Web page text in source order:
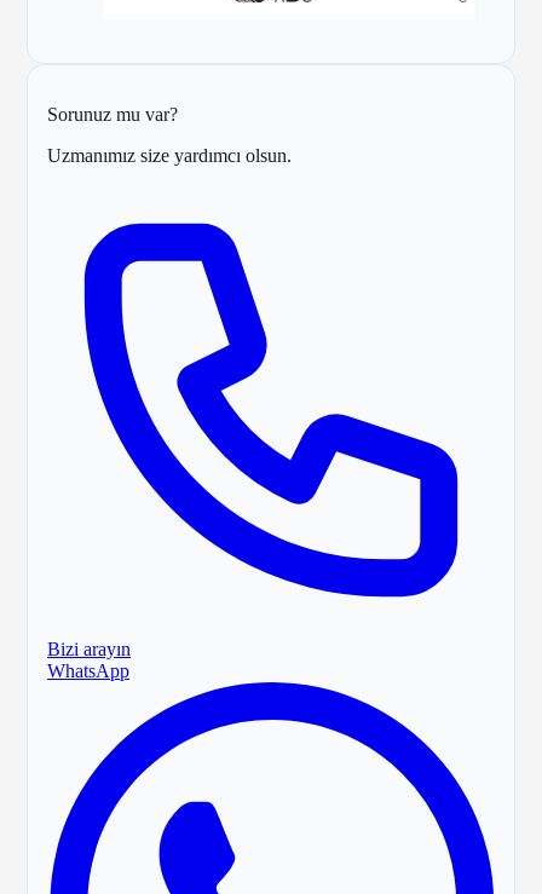
Sorunuz mu var?
Uzmanımız size yardımcı olsun.
Bizi arayın
WhatsApp